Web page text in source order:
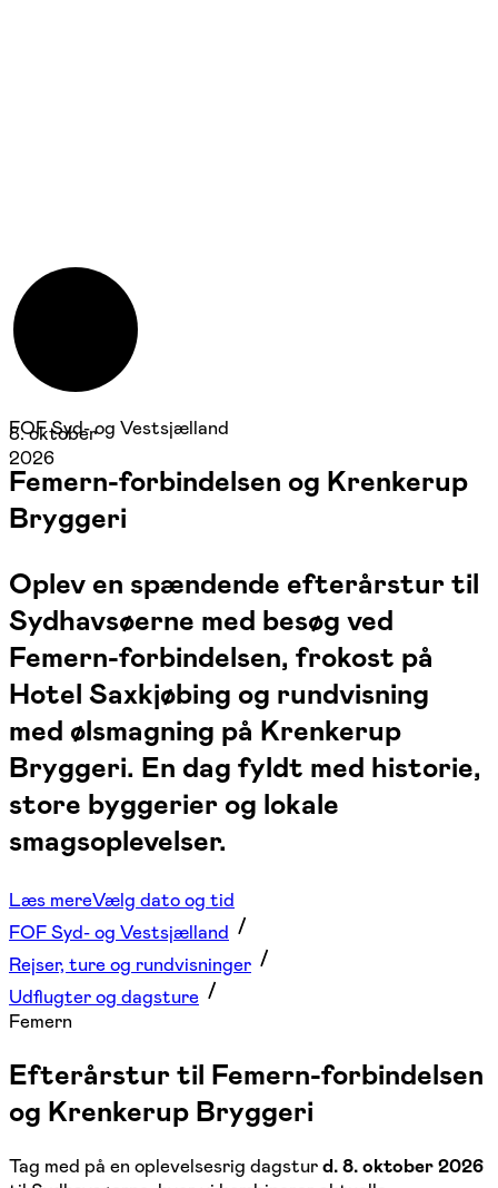
8. oktober
2026
FOF Syd- og Vestsjælland
Femern-forbindelsen og Krenkerup
Bryggeri
Oplev en spændende efterårstur til
Sydhavsøerne med besøg ved
Femern-forbindelsen, frokost på
Hotel Saxkjøbing og rundvisning
med ølsmagning på Krenkerup
Bryggeri. En dag fyldt med historie,
store byggerier og lokale
smagsoplevelser.
Læs mereVælg dato og tid
FOF Syd- og Vestsjælland
Rejser, ture og rundvisninger
Udflugter og dagsture
Femern
Efterårstur til Femern-forbindelsen
og Krenkerup Bryggeri
Tag med på en oplevelsesrig dagsturd. 8. oktober 2026